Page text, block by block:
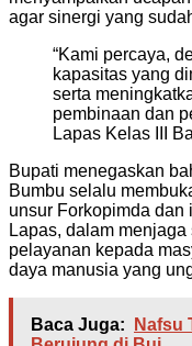
agar sinergi yang
“Kami percaya,
kapasitas yang
serta
pembinaan dan
Lapas Kelas III
Bupati menegaskan
Bumbu selalu
unsur Forkopimda dan
Lapas, dalam
pelayanan kepada
daya manusia yang
Baca Juga:
Nafsu